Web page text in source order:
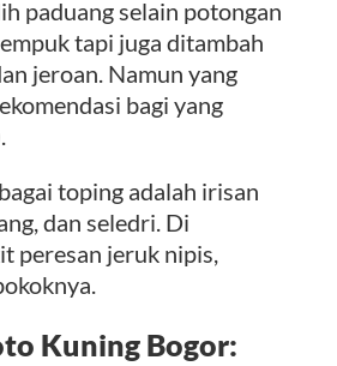
paduang selain potongan
tapi juga ditambah
jeroan. Namun yang
bagi yang
toping adalah irisan
dan seledri. Di
peresan jeruk nipis,
Kuning Bogor: